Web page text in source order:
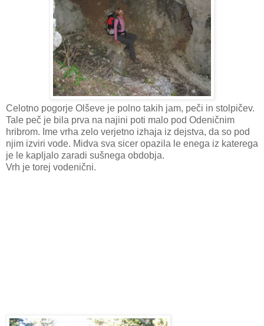
Celotno pogorje Olševe je polno takih jam, peči in stolpičev.
Tale peč je bila prva na najini poti malo pod Odeničnim
hribrom. Ime vrha zelo verjetno izhaja iz dejstva, da so pod
njim izviri vode. Midva sva sicer opazila le enega iz katerega
je le kapljalo zaradi sušnega obdobja.
Vrh je torej vodenični.